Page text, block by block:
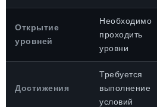
Открытие
уровней
Необходимо
проходить
уровни
Достижения
Требуется
выполнение
условий